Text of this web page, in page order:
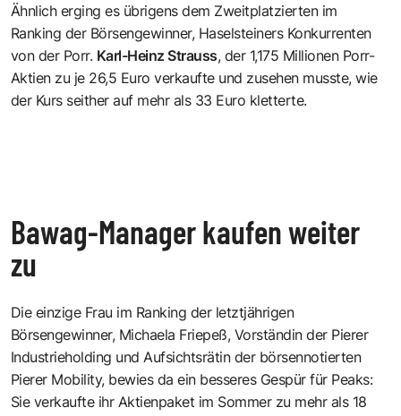
Ähnlich erging es übrigens dem Zweitplatzierten im
Ranking der Börsengewinner, Haselsteiners Konkurrenten
von der Porr. Karl-Heinz Strauss, der 1,175 Millionen Porr-
Aktien zu je 26,5 Euro verkaufte und zusehen musste, wie
der Kurs seither auf mehr als 33 Euro kletterte.
Bawag-Manager kaufen weiter
zu
Die einzige Frau im Ranking der letztjährigen
Börsengewinner, Michaela Friepeß, Vorständin der Pierer
Industrieholding und Aufsichtsrätin der börsennotierten
Pierer Mobility, bewies da ein besseres Gespür für Peaks:
Sie verkaufte ihr Aktienpaket im Sommer zu mehr als 18